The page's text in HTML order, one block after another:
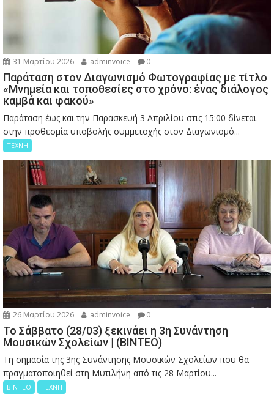
31 Μαρτίου 2026 adminvoice 0
Παράταση στον Διαγωνισμό Φωτογραφίας με τίτλο
«Μνημεία και τοποθεσίες στο χρόνο: ένας διάλογος
καμβά και φακού»
Παράταση έως και την Παρασκευή 3 Απριλίου στις 15:00 δίνεται
στην προθεσμία υποβολής συμμετοχής στον Διαγωνισμό...
ΤΕΧΝΗ
26 Μαρτίου 2026 adminvoice 0
Το Σάββατο (28/03) ξεκινάει η 3η Συνάντηση
Μουσικών Σχολείων | (ΒΙΝΤΕΟ)
Τη σημασία της 3ης Συνάντησης Μουσικών Σχολείων που θα
πραγματοποιηθεί στη Μυτιλήνη από τις 28 Μαρτίου...
ΒΙΝΤΕΟ ΤΕΧΝΗ